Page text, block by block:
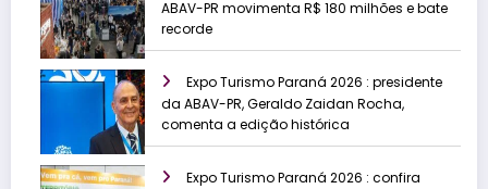
ABAV-PR movimenta R$ 180 milhões e bate
recorde
Expo Turismo Paraná 2026 : presidente
da ABAV-PR, Geraldo Zaidan Rocha,
comenta a edição histórica
Expo Turismo Paraná 2026 : confira